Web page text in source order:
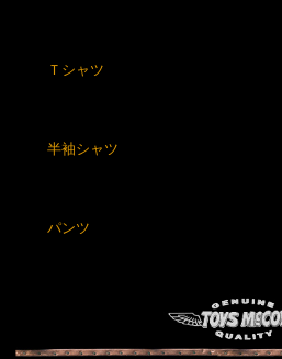
Ｔシャツ
半袖シャツ
パンツ